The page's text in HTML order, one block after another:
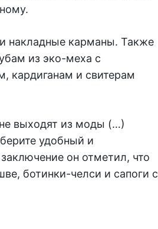
накладные карманы. Также
из эко-меха с
кардиганам и свитерам
выходят из моды (…)
удобный и
он отметил, что
ботинки-челси и сапоги с